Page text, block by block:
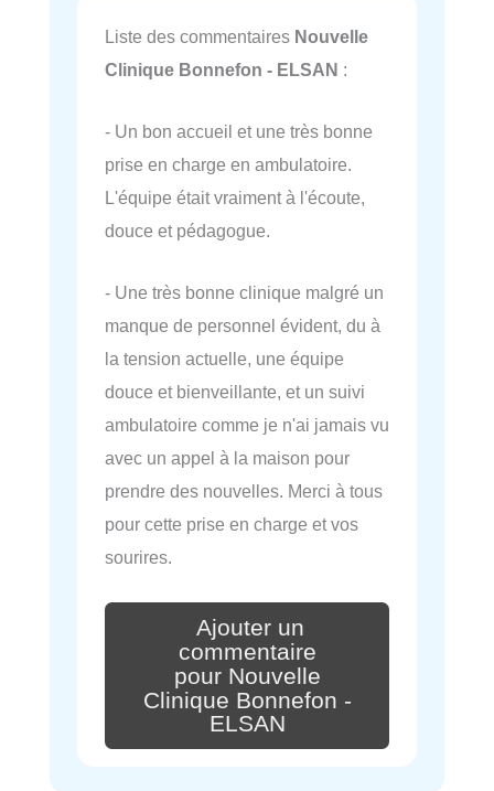
Liste des commentaires Nouvelle
Clinique Bonnefon - ELSAN :
- Un bon accueil et une très bonne
prise en charge en ambulatoire.
L'équipe était vraiment à l'écoute,
douce et pédagogue.
- Une très bonne clinique malgré un
manque de personnel évident, du à
la tension actuelle, une équipe
douce et bienveillante, et un suivi
ambulatoire comme je n'ai jamais vu
avec un appel à la maison pour
prendre des nouvelles. Merci à tous
pour cette prise en charge et vos
sourires.
Ajouter un
commentaire
pour Nouvelle
Clinique Bonnefon -
ELSAN